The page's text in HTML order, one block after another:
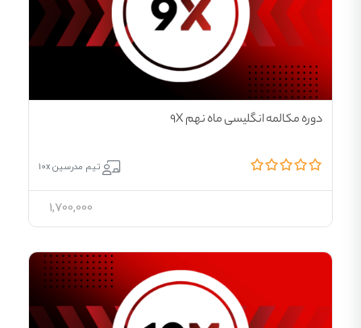
دوره مکالمه انگلیسی ماه نهم 9X
تیم مدرسین 10x
1,700,000